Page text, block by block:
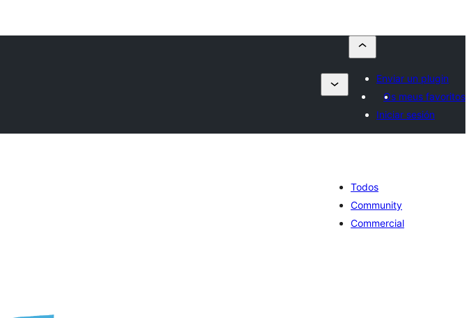
Enviar un plugin
Os meus favoritos
Iniciar sesión
Todos
Community
Commercial